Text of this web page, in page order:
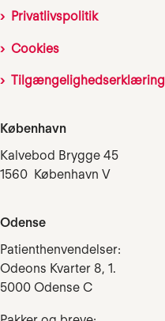
Privatlivspolitik
Cookies
Tilgængelighedserklæring
København
Kalvebod Brygge 45
1560 København V
Odense
Patienthenvendelser:
Odeons Kvarter 8, 1.
5000 Odense C